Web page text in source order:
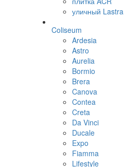
уличный Lastra
Coliseum
Ardesia
Astro
Aurelia
Bormio
Brera
Canova
Contea
Creta
Da Vinci
Ducale
Expo
Fiamma
Lifestyle